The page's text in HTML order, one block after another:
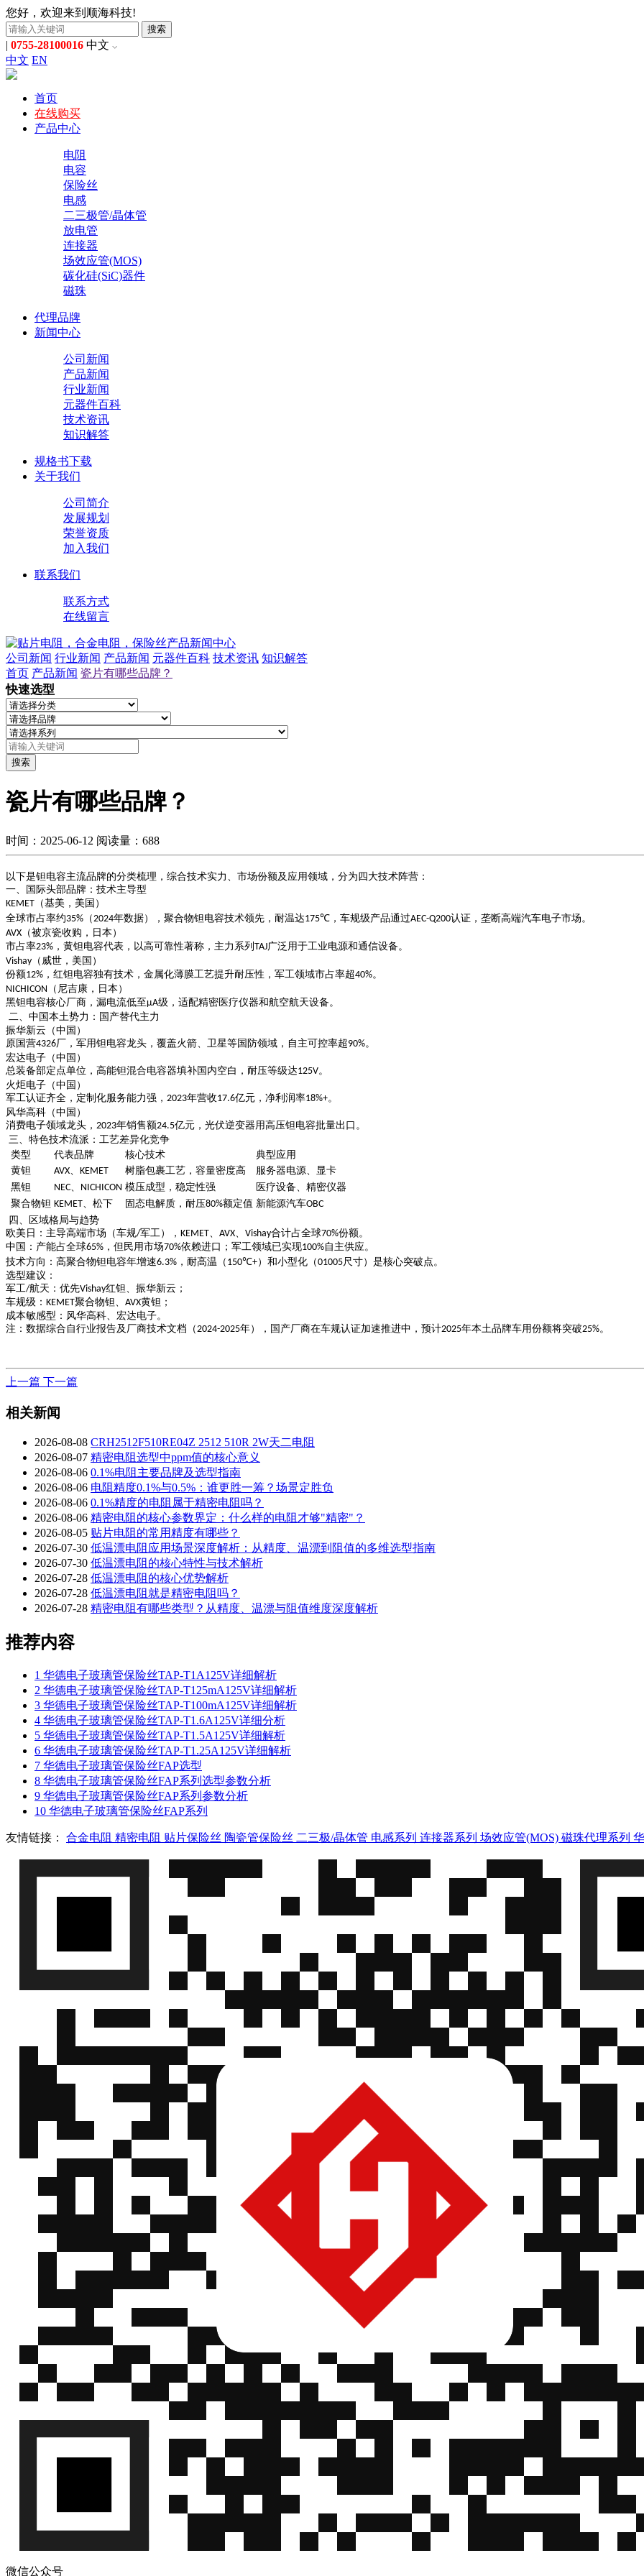
您好，欢迎来到顺海科技!
搜索
| 0755-28100016 中文
中文 EN
首页
在线购买
产品中心
电阻
电容
保险丝
电感
二三极管/晶体管
放电管
连接器
场效应管(MOS)
碳化硅(SiC)器件
磁珠
代理品牌
新闻中心
公司新闻
产品新闻
行业新闻
元器件百科
技术资讯
知识解答
规格书下载
关于我们
公司简介
发展规划
荣誉资质
加入我们
联系我们
联系方式
在线留言
公司新闻 行业新闻 产品新闻 元器件百科 技术资讯 知识解答
首页 产品新闻 瓷片有哪些品牌？
快速选型
搜索
瓷片有哪些品牌？
时间：2025-06-12 阅读量：688
以下是钽电容主流品牌的分类梳理，综合技术实力、市场份额及应用领域，分为四大技术阵营：
一、国际头部品牌：技术主导型
KEMET （基美，美国）
全球市占率约35% （2024年数据），聚合物钽电容技术领先，耐温达175℃ ，车规级产品通过AEC-Q200认证，垄断高端汽车电子市场。
AVX （被京瓷收购，日本）
市占率23% ，黄钽电容代表，以高可靠性著称，主力系列 TAJ广泛用于工业电源和通信设备。
Vishay （威世，美国）
份额12% ，红钽电容独有技术，金属化薄膜工艺提升耐压性，军工领域市占率超40%。
NICHICON
（尼吉康，日本）
黑钽电容核心厂商，漏电流低至 μA级，适配精密医疗仪器和航空航天设备。
二、中国本土势力：国产替代主力
振华新云（中国）
原国营4326厂，军用钽电容龙头，覆盖火箭、卫星等国防领域，自主可控率超90%。
宏达电子（中国）
总装备部定点单位，高能钽混合电容器填补国内空白，耐压等级达125V。
火炬电子（中国）
军工认证齐全，定制化服务能力强， 2023年营收17.6亿元，净利润率18%+。
风华高科（中国）
消费电子领域龙头， 2023年销售额24.5亿元，光伏逆变器用高压钽电容批量出口。
三、特色技术流派：工艺差异化竞争
类型
代表品牌 核心技术
典型应用
黄钽
AVX 、KEMET 树脂包裹工艺，容量密度高
服务器电源、显卡
黑钽
NEC NICHICON 模压成型，稳定性强
医疗设备、精密仪器
聚合物钽 KEMET 、松下 固态电解质，耐压80%额定值 新能源汽车OBC
四、区域格局与趋势
欧美日 ：主导高端市场（车规/军工）， KEMET AVX Vishay合计占全球70%份额。
中国 ：产能占全球65% ，但民用市场70%依赖进口；军工领域已实现100%自主供应。
技术方向 ：高聚合物钽电容年增速6.3% ，耐高温（ 150℃+）和小型化（01005尺寸）是核心突破点。
选型建议 ：
军工/航天 ：优先Vishay红钽、振华新云；
车规级 ： KEMET聚合物钽、 AVX黄钽；
成本敏感型 ：风华高科、宏达电子。
注：数据综合自行业报告及厂商技术文档（2024-2025年），国产厂商在车规认证加速推进中，预计2025年本土品牌车用份额将突破25%。
上一篇 下一篇
相关新闻
2026-08-08 CRH2512F510RE04Z 2512 510R 2W天二电阻
2026-08-07 精密电阻选型中ppm值的核心意义
2026-08-06 0.1%电阻主要品牌及选型指南
2026-08-06 电阻精度0.1%与0.5%：谁更胜一筹？场景定胜负
2026-08-06 0.1%精度的电阻属于精密电阻吗？
2026-08-06 精密电阻的核心参数界定：什么样的电阻才够"精密"？
2026-08-05 贴片电阻的常用精度有哪些？
2026-07-30 低温漂电阻应用场景深度解析：从精度、温漂到阻值的多维选型指南
2026-07-30 低温漂电阻的核心特性与技术解析
2026-07-28 低温漂电阻的核心优势解析
2026-07-28 低温漂电阻就是精密电阻吗？
2026-07-28 精密电阻有哪些类型？从精度、温漂与阻值维度深度解析
推荐内容
1 华德电子玻璃管保险丝TAP-T1A125V详细解析
2 华德电子玻璃管保险丝TAP-T125mA125V详细解析
3 华德电子玻璃管保险丝TAP-T100mA125V详细解析
4 华德电子玻璃管保险丝TAP-T1.6A125V详细分析
5 华德电子玻璃管保险丝TAP-T1.5A125V详细解析
6 华德电子玻璃管保险丝TAP-T1.25A125V详细解析
7 华德电子玻璃管保险丝FAP选型
8 华德电子玻璃管保险丝FAP系列选型参数分析
9 华德电子玻璃管保险丝FAP系列参数分析
10 华德电子玻璃管保险丝FAP系列
友情链接： 合金电阻 精密电阻 贴片保险丝 陶瓷管保险丝 二三极/晶体管 电感系列 连接器系列 场效应管(MOS) 磁珠代理系列
微信公众号